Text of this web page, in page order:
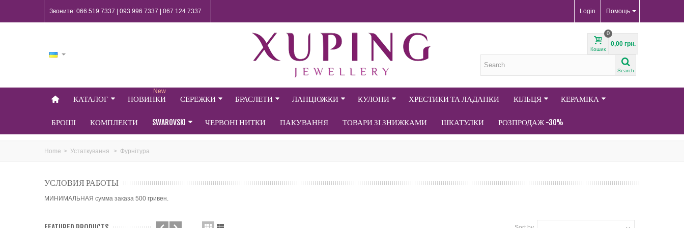
Помощь
Звоните: 066 519 7337 | 093 996 7337 | 067 124 7337 Login
Кошик
0
0,00 грн.
Search
КАТАЛОГ НОВИНКИ
New
СЕРЕЖКИ БРАСЛЕТИ ЛАНЦЮЖКИ КУЛОНИ ХРЕСТИКИ ТА ЛАДАНКИ КІЛЬЦЯ КЕРАМІКА
БРОШІ КОМПЛЕКТИ SWAROVSKI ЧЕРВОНІ НИТКИ ПАКУВАННЯ ТОВАРИ ЗІ ЗНИЖКАМИ ШКАТУЛКИ РОЗПРОДАЖ -30%
Home > Устаткування > Фурнітура
УСЛОВИЯ РАБОТЫ
МИНИМАЛЬНАЯ сумма заказа 500 гривен.